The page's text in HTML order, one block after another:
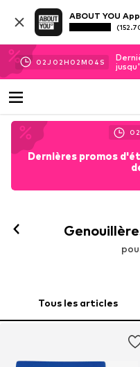
ABOUT YOU App
02J 02H 02M 02 S
02
Dernières promos
Tous les articles